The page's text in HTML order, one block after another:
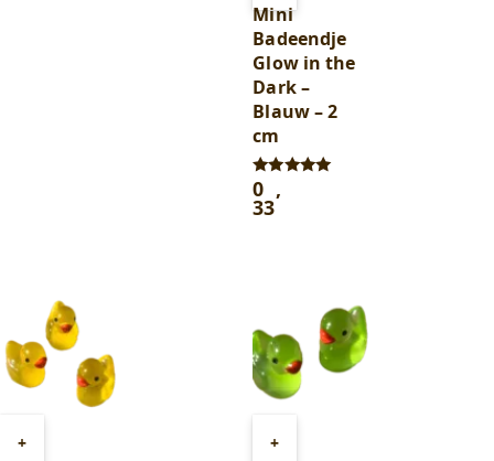
winkelwagen
Mini
Badeendje
Glow in the
Dark –
Blauw – 2
cm
Gewaardeerd
5.00
uit 5
0 ,
33
+ +